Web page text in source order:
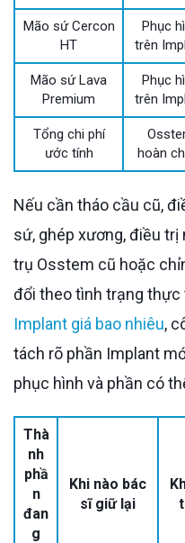
Mão sứ Cercon
HT
Phục
trên
Mão sứ Lava
Premium
Phục
trên
Tổng chi phí
ước tính
hoàn
Nếu cần tháo cầu cũ, điều trị lại răng trụ, làm lại mão
sứ, ghép xương, điều trị
trụ Osstem cũ hoặc
đổi theo tình trạng thực
Implant giá bao nhiêu,
tách rõ phần Implant
phục hình và phần có
Thà
nh
phầ
n
đan
g
Khi nào bác
sĩ giữ lại